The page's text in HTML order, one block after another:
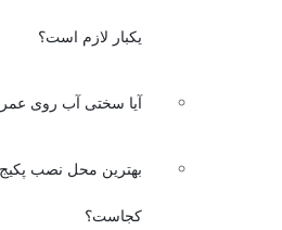
یکبار لازم است؟
آیا سختی آب روی عمر
بهترین محل نصب پکیج
کجاست؟